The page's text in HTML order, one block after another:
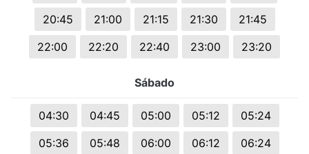
20:45
21:00 21:15 21:30
21:45
22:00
22:20 22:40 23:00 23:20
Sábado
04:30 04:45 05:00 05:12
05:24
05:36
05:48 06:00 06:12
06:24